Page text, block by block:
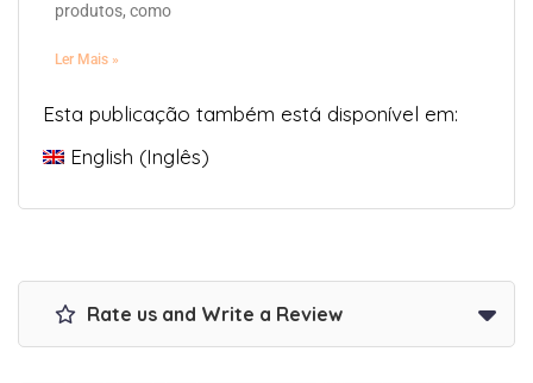
produtos, como
Ler Mais »
Esta publicação também está disponível em:
English (Inglês)
Rate us and Write a Review